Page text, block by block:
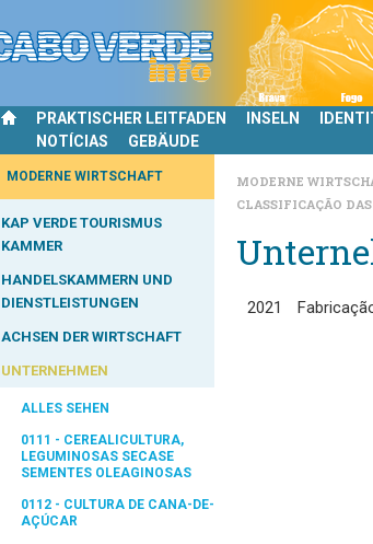
PRAKTISCHER LEITFADEN INSELN
NOTÍCIAS
GEBÄUDE
MODERNE WIRTSCHAFT
KAP VERDE TOURISMUS
KAMMER
HANDELSKAMMERN UND
DIENSTLEISTUNGEN
ACHSEN DER WIRTSCHAFT
UNTERNEHMEN
ALLES SEHEN
0111 - CEREALICULTURA,
LEGUMINOSAS SECASE
SEMENTES OLEAGINOSAS
0112 - CULTURA DE CANA-DE-
AÇÚCAR
MODERNE
CLASSIFICAÇÃO
2021